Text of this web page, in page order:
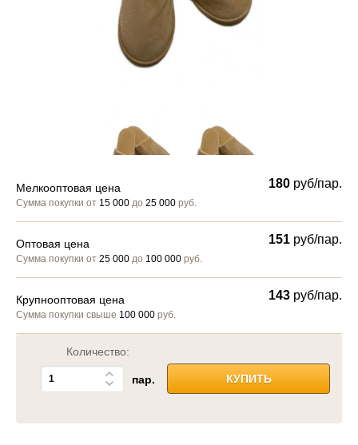
Мелкооптовая цена
Сумма покупки от 15 000 до 25 000 руб.
180 руб/пар.
Оптовая цена
Сумма покупки от 25 000 до 100 000 руб.
151 руб/пар.
Крупнооптовая цена
Сумма покупки свыше 100 000 руб.
143 руб/пар.
Количество:
пар. КУПИТЬ